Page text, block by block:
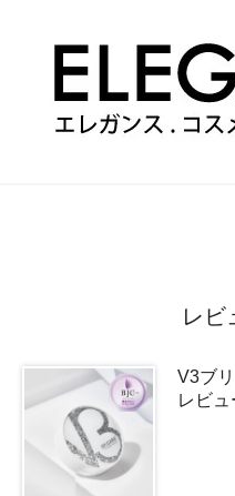
レビ
V3ブ
レビュ